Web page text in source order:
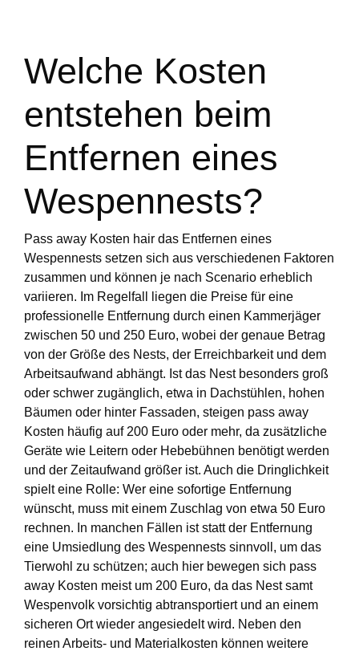
Welche Kosten
entstehen beim
Entfernen eines
Wespennests?
Pass away Kosten hair das Entfernen eines
Wespennests setzen sich aus verschiedenen Faktoren
zusammen und können je nach Scenario erheblich
variieren. Im Regelfall liegen die Preise für eine
professionelle Entfernung durch einen Kammerjäger
zwischen 50 und 250 Euro, wobei der genaue Betrag
von der Größe des Nests, der Erreichbarkeit und dem
Arbeitsaufwand abhängt. Ist das Nest besonders groß
oder schwer zugänglich, etwa in Dachstühlen, hohen
Bäumen oder hinter Fassaden, steigen pass away
Kosten häufig auf 200 Euro oder mehr, da zusätzliche
Geräte wie Leitern oder Hebebühnen benötigt werden
und der Zeitaufwand größer ist. Auch die Dringlichkeit
spielt eine Rolle: Wer eine sofortige Entfernung
wünscht, muss mit einem Zuschlag von etwa 50 Euro
rechnen. In manchen Fällen ist statt der Entfernung
eine Umsiedlung des Wespennests sinnvoll, um das
Tierwohl zu schützen; auch hier bewegen sich pass
away Kosten meist um 200 Euro, da das Nest samt
Wespenvolk vorsichtig abtransportiert und an einem
sicheren Ort wieder angesiedelt wird. Neben den
reinen Arbeits- und Materialkosten können weitere